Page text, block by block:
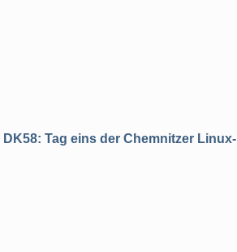
DK58: Tag eins der Chemnitzer Linux-